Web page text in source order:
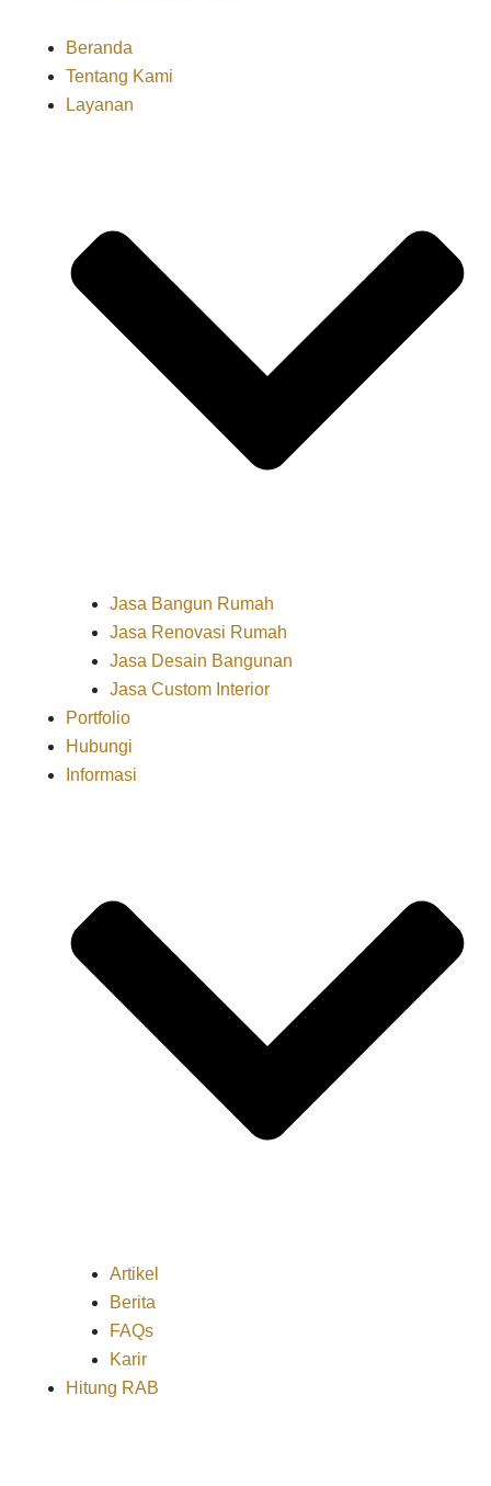
Beranda
Tentang Kami
Layanan
Jasa Bangun Rumah
Jasa Renovasi Rumah
Jasa Desain Bangunan
Jasa Custom Interior
Portfolio
Hubungi
Informasi
Artikel
Berita
FAQs
Karir
Hitung RAB